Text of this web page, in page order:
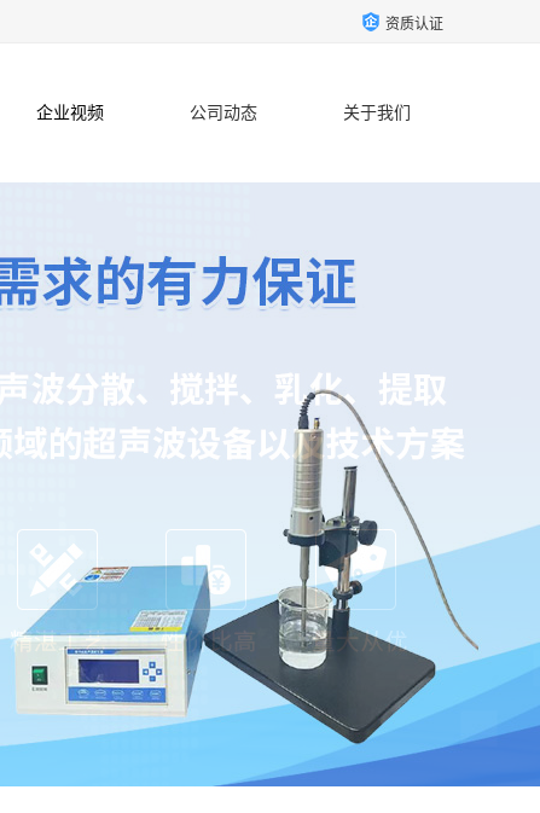
资质认证
企业视频 公司动态 关于我们